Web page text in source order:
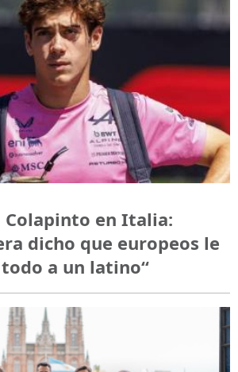
Colapinto en Italia:
dicho que europeos le
a un latino“